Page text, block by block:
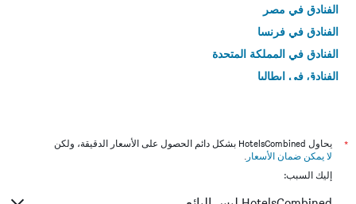
الفنادق في مصر
الفنادق في فرنسا
الفنادق في المملكة المتحدة
الفنادق في إيطاليا
*
يحاول HotelsCombined بشكل دائم الحصول على الأسعار الدقيقة، ولكن
لا يمكن ضمان الأسعار .
إليك السبب: